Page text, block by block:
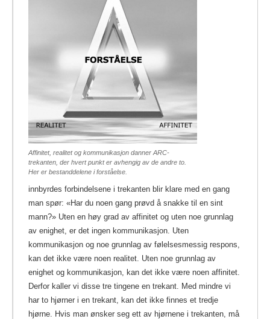
Affinitet, realitet og kommunikasjon danner ARC-
trekanten, der hvert punkt er avhengig av de andre to.
Her er bestanddelene i forståelse.
innbyrdes forbindelsene i trekanten blir klare med en gang
man spør: «Har du noen gang prøvd å snakke til en sint
mann?» Uten en høy grad av affinitet og uten noe grunnlag
av enighet, er det ingen kommunikasjon. Uten
kommunikasjon og noe grunnlag av følelsesmessig respons,
kan det ikke være noen realitet. Uten noe grunnlag av
enighet og kommunikasjon, kan det ikke være noen affinitet.
Derfor kaller vi disse tre tingene en trekant. Med mindre vi
har to hjørner i en trekant, kan det ikke finnes et tredje
hjørne. Hvis man ønsker seg ett av hjørnene i trekanten, må